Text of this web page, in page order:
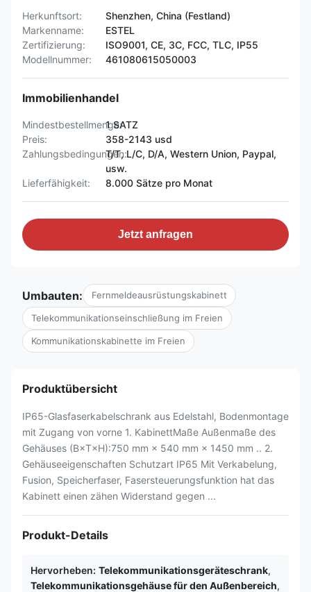
Herkunftsort:
Shenzhen, China (Festland)
Markenname:
ESTEL
Zertifizierung:
ISO9001, CE, 3C, FCC, TLC, IP55
Modellnummer:
461080615050003
Immobilienhandel
Mindestbestellmenge:1 SATZ
Preis:
358-2143 usd
Zahlungsbedingungen:T/T, L/C, D/A, Western Union, Paypal,
usw.
Lieferfähigkeit:
8.000 Sätze pro Monat
Jetzt anfragen
Umbauten: Fernmeldeausrüstungskabinett
Telekommunikationseinschließung im Freien
Kommunikationskabinette im Freien
Produktübersicht
IP65-Glasfaserkabelschrank aus Edelstahl, Bodenmontage
mit Zugang von vorne 1. KabinettMaße Außenmaße des
Gehäuses (B×T×H):750 mm × 540 mm × 1450 mm .. 2.
Gehäuseeigenschaften Schutzart IP65 Mit Verkabelung,
Fusion, Speicherfaser, Fasersteuerungsfunktion hat das
Kabinett einen zähen Widerstand gegen ...
Produkt-Details
Hervorheben: Telekommunikationsgeräteschrank,
Telekommunikationsgehäuse für den Außenbereich,